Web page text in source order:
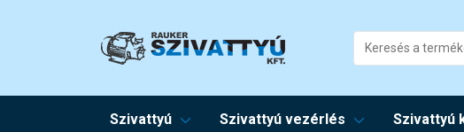
Szivattyú Szivattyú vezérlés Szivattyú